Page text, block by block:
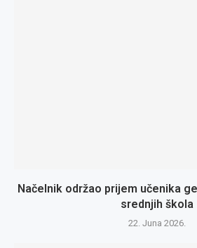
Načelnik održao prijem učenika
srednjih škola
22. Juna 2026.